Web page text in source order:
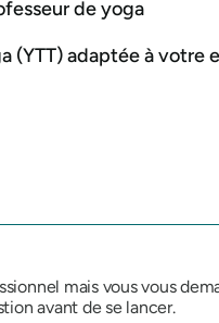
de yoga
adaptée à votre
mais vous vous
avant de se lancer.